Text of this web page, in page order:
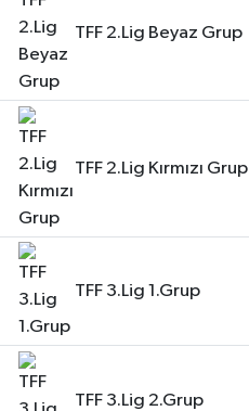
TFF 2.Lig Beyaz Grup
TFF 2.Lig Kırmızı Grup
TFF 3.Lig 1.Grup
TFF 3.Lig 2.Grup